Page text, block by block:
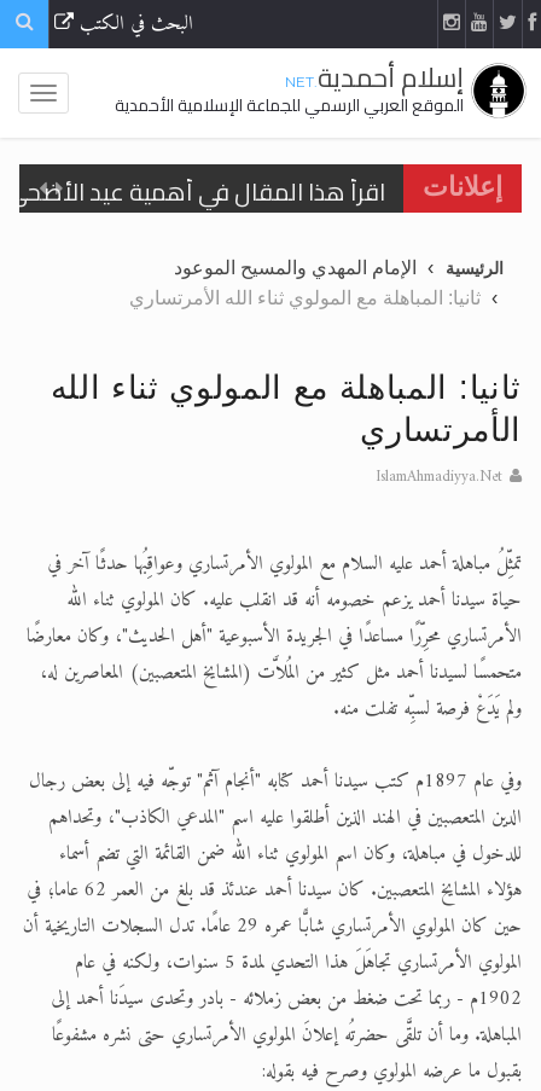
البحث في الكتب
إسلام أحمدية.NET
الموقع العربي الرسمي للجماعة الإسلامية الأحمدية
إعلانات
اقرأ هذا المقال في أهمية عيد
تعميم هامّ لأفراد الجماعة >> المزيد
اقرأ هذا الكتاب وتعرّف على حقيقة
الحجّ.. دلالات، حِكم، وأهداف >> المزيد
اقرأ هذا المقال في أهمية عيد
الرئيسية
الإمام المهدي والمسيح الموعود
ثانيا: المباهلة مع المولوي ثناء الله الأمرتساري
ثانيا: المباهلة مع المولوي ثناء الله
الأمرتساري
IslamAhmadiyya.Net
تمثِّلُ مباهلة أحمد عليه السلام مع المولوي الأمرتساري وعواقِبُها حدثًا آخر في
حياة سيدنا أحمد يزعم خصومه أنه قد انقلب عليه. كان المولوي ثناء الله
الأمرتساري محرِّرًا مساعدًا في الجريدة الأسبوعية "أهل الحديث"، وكان معارضًا
متحمسًا لسيدنا أحمد مثل كثير من المُلاَّت (المشايخ المتعصبين) المعاصرين له،
ولم يَدَعْ فرصة لسبِّه تفلت منه.
وفي عام 1897م كتب سيدنا أحمد كتابه "أنجام آثم" توجّه فيه إلى بعض رجال
الدين المتعصبين في الهند الذين أطلقوا عليه اسم "المدعي الكاذب"، وتحداهم
للدخول في مباهلة، وكان اسم المولوي ثناء الله ضمن القائمة التي تضم أسماء
هؤلاء المشايخ المتعصبين. كان سيدنا أحمد عندئذ قد بلغ من العمر 62 عاما؛ في
حين كان المولوي الأمرتساري شابًّا عمره 29 عامًا. تدل السجلات التاريخية أن
المولوي الأمرتساري تجاهَلَ هذا التحدي لمدة 5 سنوات، ولكنه في عام
1902م - ربما تحت ضغط من بعض زملائه - بادر وتحدى سيدَنا أحمد إلى
المباهلة. وما أن تلقَّى حضرتُه إعلانَ المولوي الأمرتساري حتى نشره مشفوعًا
بقبول ما عرضه المولوي وصرح فيه بقوله: